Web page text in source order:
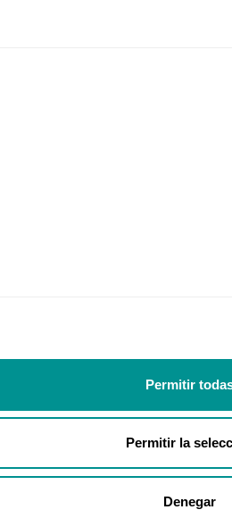
Permitir
Permitir la
Denegar
+480
Ponentes
+10K